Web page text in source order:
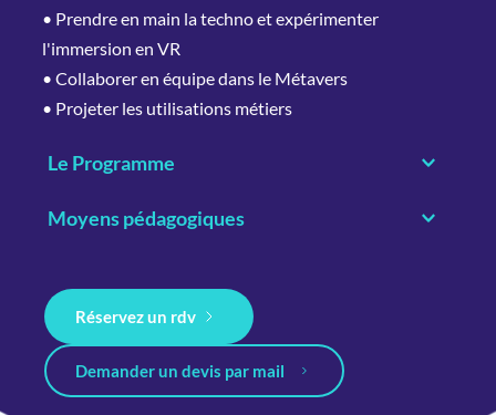
• Prendre en main la techno et expérimenter
l'immersion en VR
• Collaborer en équipe dans le Métavers
• Projeter les utilisations métiers
Le Programme
• Expérimentation en RV, en individuel puis en
Moyens pédagogiques
réflexivité
• Votre animateur vous accompagne à chaque étape
de la prise en main du matériel et des espaces de
collaboration
Réservez un rdv
Demander un devis par mail